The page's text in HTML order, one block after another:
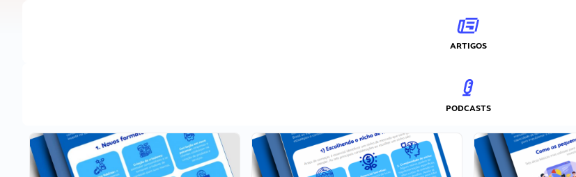
ARTIGOS
PODCASTS